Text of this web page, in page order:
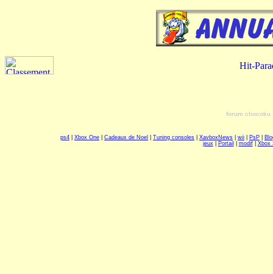
forum chocoku
ps4 Xbox One Cadeaux de Noel Tuning consoles XavboxNews wii PsP
jeux
Portail modif| Xbox